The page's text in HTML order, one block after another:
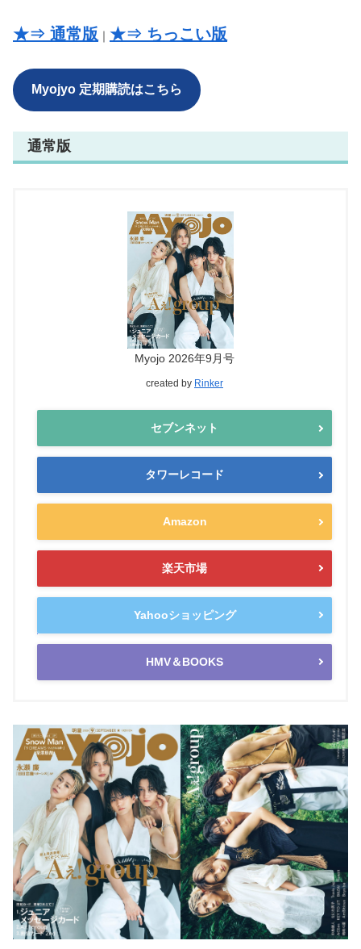
★⇒ 通常版 ｜ ★⇒ ちっこい版
Myojyo 定期購読はこちら
通常版
Myojo 2026年9月号
created by Rinker
セブンネット
タワーレコード
Amazon
楽天市場
Yahooショッピング
HMV＆BOOKS